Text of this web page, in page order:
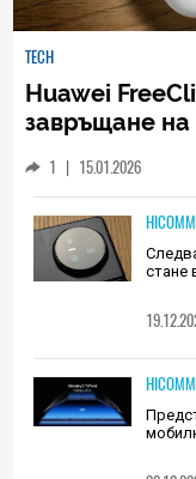
TECH
Huawei
завръщане
1 | 15.01.2026
стане